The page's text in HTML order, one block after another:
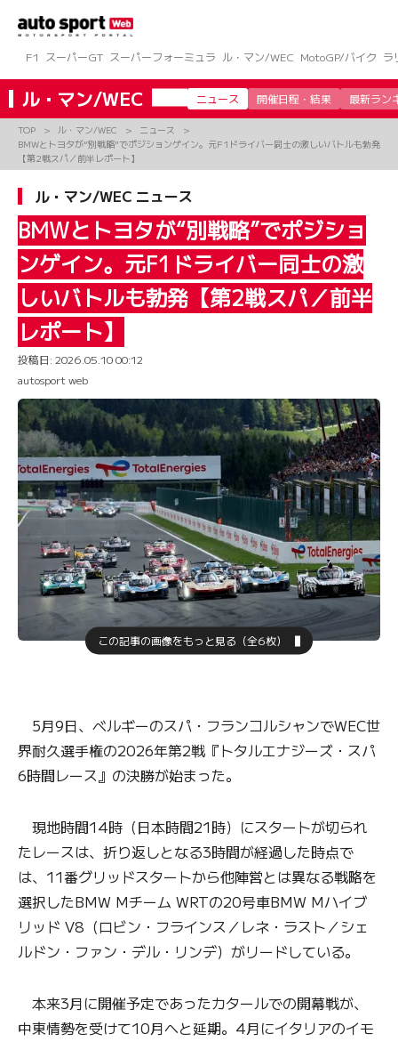
ツ
へ
ス
キ
F1 スーパーGT スーパーフォーミュラ ル・マン/WEC MotoGP/バイク ラ
ル・マン/WEC ニュース 開催日程・結果 最新ラン
TOP ル・マン/WEC
ニュース
BMWとトヨタが“別戦略”でポジションゲイン。元F1ドライバー同士の激しいバトルも勃発
【第2戦スパ／前半レポート】
ル・マン/WEC ニュース
BMWとトヨタが“別戦略”でポジショ
ンゲイン。元F1ドライバー同士の激
しいバトルも勃発【第2戦スパ／前半
レポート】
投稿日: 2026.05.10 00:12
autosport web
この記事の画像をもっと見る（全6枚）
5月9日、ベルギーのスパ・フランコルシャンでWEC世
界耐久選手権の2026年第2戦『トタルエナジーズ・スパ
6時間レース』の決勝が始まった。
現地時間14時（日本時間21時）にスタートが切られ
たレースは、折り返しとなる3時間が経過した時点で
は、11番グリッドスタートから他陣営とは異なる戦略を
選択したBMW Mチーム WRTの20号車BMW Mハイブ
リッド V8（ロビン・フラインス／レネ・ラスト／シェ
ルドン・ファン・デル・リンデ）がリードしている。
本来3月に開催予定であったカタールでの開幕戦が、
中東情勢を受けて10月へと延期。4月にイタリアのイモ